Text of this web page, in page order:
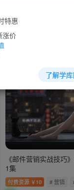
拼多多教程
《邮件营销实战技巧
1集
付费资源 ￥ 10 # 营销
特惠
涨价
了解学